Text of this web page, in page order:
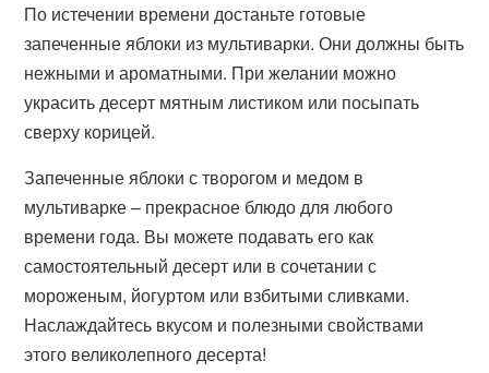
По истечении времени достаньте готовые
запеченные яблоки из мультиварки. Они должны быть
нежными и ароматными. При желании можно
украсить десерт мятным листиком или посыпать
сверху корицей.
Запеченные яблоки с творогом и медом в
мультиварке – прекрасное блюдо для любого
времени года. Вы можете подавать его как
самостоятельный десерт или в сочетании с
мороженым, йогуртом или взбитыми сливками.
Наслаждайтесь вкусом и полезными свойствами
этого великолепного десерта!